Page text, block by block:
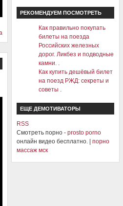
РЕКОМЕНДУЕМ ПОСМОТРЕТЬ
Как правильно покупать
билеты на поезда
Российских железных
дорог. Ликбез и подводные
камни. .
Как купить дешёвый билет
на поезд РЖД: секреты и
советы .
ЕЩЕ ДЕМОТИВАТОРЫ
RSS
Смотреть порно - prosto porno
онлайн видео бесплатно. | порно
массаж мск